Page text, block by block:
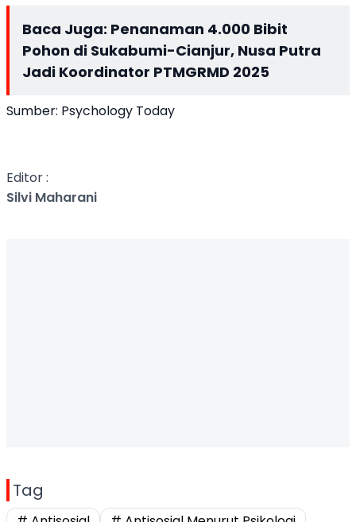
Baca Juga: Penanaman 4.000 Bibit
Pohon di Sukabumi-Cianjur, Nusa Putra
Jadi Koordinator PTMGRMD 2025
Sumber: Psychology Today
Editor :
Silvi Maharani
Tag